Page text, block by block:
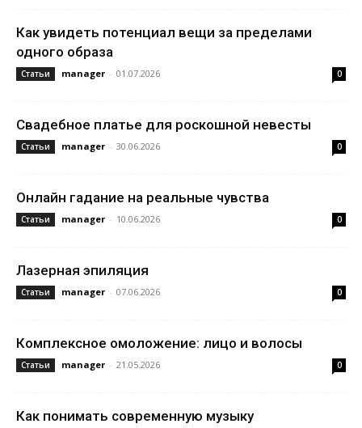
Как увидеть потенциал вещи за пределами
одного образа
Статьи manager - 01.07.2026 0
Свадебное платье для роскошной невесты
Статьи manager - 30.06.2026 0
Онлайн гадание на реальные чувства
Статьи manager - 10.06.2026 0
Лазерная эпиляция
Статьи manager - 07.06.2026 0
Комплексное омоложение: лицо и волосы
Статьи manager - 21.05.2026 0
Как понимать современную музыку